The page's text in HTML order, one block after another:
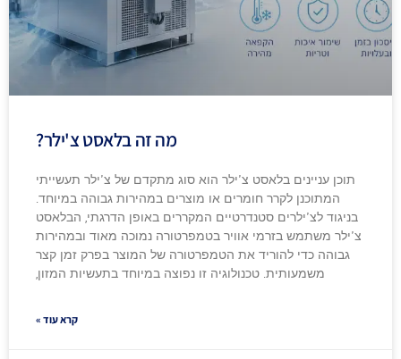
מה זה בלאסט צ'ילר?
תוכן עניינים בלאסט צ'ילר הוא סוג מתקדם של צ'ילר תעשייתי
המתוכנן לקרר חומרים או מוצרים במהירות גבוהה במיוחד.
בניגוד לצ'ילרים סטנדרטיים המקררים באופן הדרגתי, הבלאסט
צ'ילר משתמש בזרמי אוויר בטמפרטורה נמוכה מאוד ובמהירות
גבוהה כדי להוריד את הטמפרטורה של המוצר בפרק זמן קצר
משמעותית. טכנולוגיה זו נפוצה במיוחד בתעשיות המזון,
קרא עוד »